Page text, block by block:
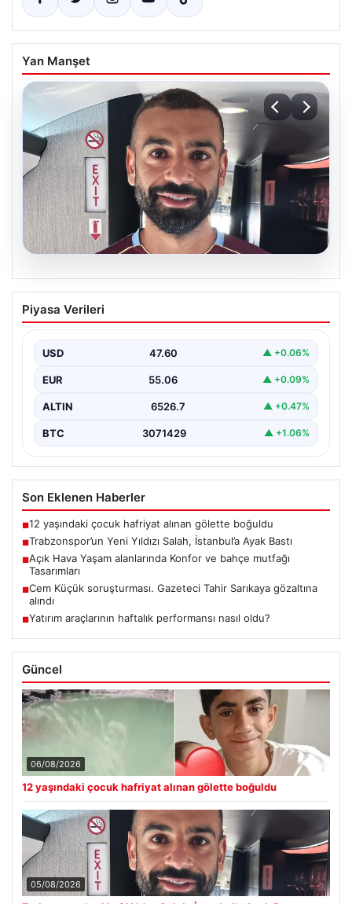
Yan Manşet
Trabzonspor’un Yeni Yıldızı Salah,
İstanbul’a Ayak Bastı
İstanbul’a iniş yaptı. Havalimanında basın mensupları ve
kulüp…
Piyasa Verileri
USD 47.60 ▲ +0.06%
EUR 55.06 ▲ +0.09%
ALTIN 6526.7 ▲ +0.47%
BTC 3071429 ▲ +1.06%
Son Eklenen Haberler
■12 yaşındaki çocuk hafriyat alınan gölette boğuldu
■Trabzonspor’un Yeni Yıldızı Salah, İstanbul’a Ayak Bastı
■Açık Hava Yaşam alanlarında Konfor ve bahçe mutfağı
Tasarımları
■Cem Küçük soruşturması. Gazeteci Tahir Sarıkaya gözaltına
alındı
■Yatırım araçlarının haftalık performansı nasıl oldu?
Güncel
06/08/2026
12 yaşındaki çocuk hafriyat alınan gölette boğuldu
05/08/2026